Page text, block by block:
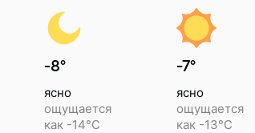
-8°
ясно
ощущается
как -14°C
-7°
ясно
ощущается
как -13°C